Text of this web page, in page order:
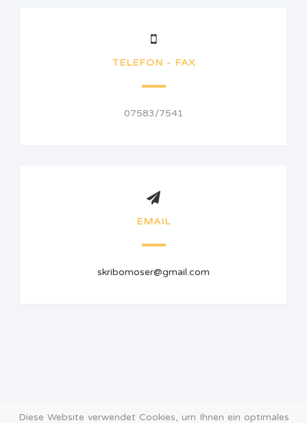
TELEFON - FAX
07583/7541
EMAIL
skribomoser@gmail.com
Diese Website verwendet Cookies, um Ihnen ein optimales